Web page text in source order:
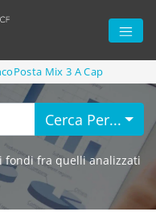
Mix 3 A Cap
Cerca Per...
fondi fra quelli analizzati